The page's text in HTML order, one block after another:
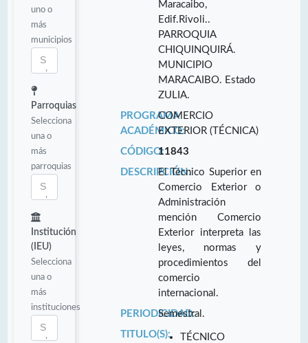
uno o
más
municipios
Parroquias
Selecciona
una o
más
parroquias
Institución
(IEU)
Selecciona
una o
más
instituciones
Maracaibo,
Edif.Rivoli..
PARROQUIA
CHIQUINQUIRÁ.
MUNICIPIO
MARACAIBO. Estado
ZULIA.
PROGRAMA
ACADÉMICO:
COMERCIO
EXTERIOR (TÉCNICA)
CÓDIGO:11843
DESCRIPCIÓN:El Técnico Superior en
Comercio Exterior o
Administración
mención Comercio
Exterior interpreta las
leyes, normas y
procedimientos del
comercio
internacional.
PERIODICIDAD:
Semestral.
TITULO(S):
TÉCNICO